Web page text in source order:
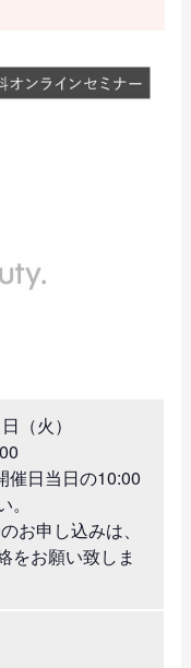
（火）
催日当日の10:00
お申し込みは、
をお願い致しま